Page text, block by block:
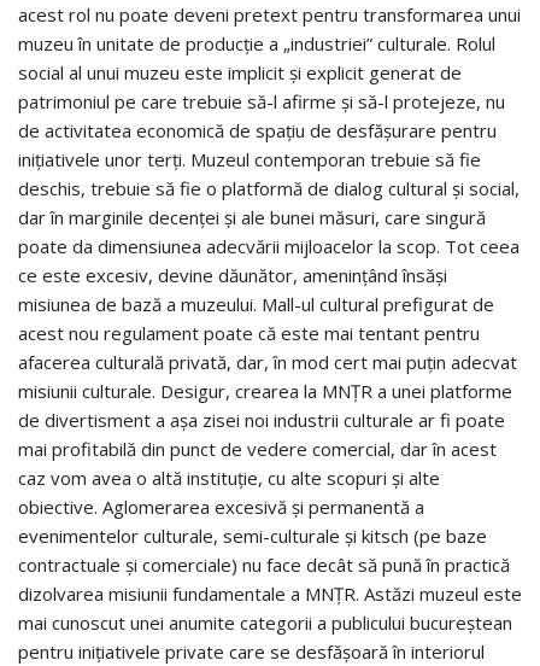
acest rol nu poate deveni pretext pentru transformarea unui
muzeu în unitate de producţie a „industriei” culturale. Rolul
social al unui muzeu este implicit şi explicit generat de
patrimoniul pe care trebuie să-l afirme şi să-l protejeze, nu
de activitatea economică de spaţiu de desfăşurare pentru
iniţiativele unor terţi. Muzeul contemporan trebuie să fie
deschis, trebuie să fie o platformă de dialog cultural şi social,
dar în marginile decenţei şi ale bunei măsuri, care singură
poate da dimensiunea adecvării mijloacelor la scop. Tot ceea
ce este excesiv, devine dăunător, ameninţând însăşi
misiunea de bază a muzeului. Mall-ul cultural prefigurat de
acest nou regulament poate că este mai tentant pentru
afacerea culturală privată, dar, în mod cert mai puţin adecvat
misiunii culturale. Desigur, crearea la MNŢR a unei platforme
de divertisment a aşa zisei noi industrii culturale ar fi poate
mai profitabilă din punct de vedere comercial, dar în acest
caz vom avea o altă instituţie, cu alte scopuri şi alte
obiective. Aglomerarea excesivă şi permanentă a
evenimentelor culturale, semi-culturale şi kitsch (pe baze
contractuale şi comerciale) nu face decât să pună în practică
dizolvarea misiunii fundamentale a MNŢR. Astăzi muzeul este
mai cunoscut unei anumite categorii a publicului bucureştean
pentru iniţiativele private care se desfăşoară în interiorul